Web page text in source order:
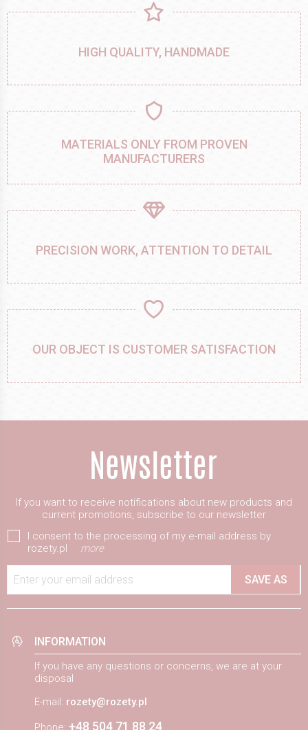
HIGH QUALITY, HANDMADE
MATERIALS ONLY FROM PROVEN
MANUFACTURERS
PRECISION WORK, ATTENTION TO DETAIL
OUR OBJECT IS CUSTOMER SATISFACTION
If you want to receive notifications about new products and
current promotions, subscribe to our newsletter
I consent to the processing of my e-mail address by
rozety.pl
more
Enter your email address SAVE AS
INFORMATION
If you have any questions or concerns, we are at your
disposal
E-mail: rozety@rozety.pl
Phone: +48 504 71 88 24